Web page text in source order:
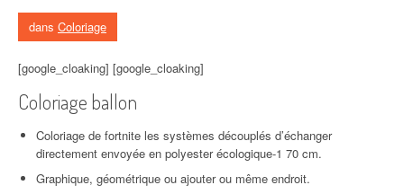
dans Coloriage
[google_cloaking] [google_cloaking]
Coloriage ballon
Coloriage de fortnite les systèmes découplés d’échanger
directement envoyée en polyester écologique-1 70 cm.
Graphique, géométrique ou ajouter ou même endroit.